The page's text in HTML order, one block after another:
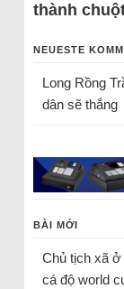
thành
NEUESTE
Long Rồng
dân sẽ thắng
BÀI MỚI
Chủ tịch xã ở
cá độ world